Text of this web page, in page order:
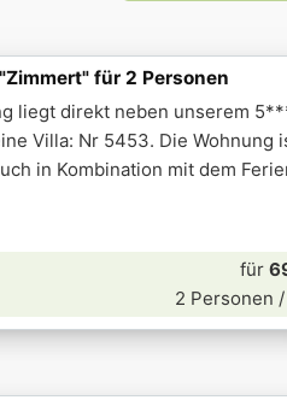
für 2 Personen
liegt direkt neben unserem
Villa: Nr 5453. Die Wohnung
in Kombination mit dem
für
2 Personen